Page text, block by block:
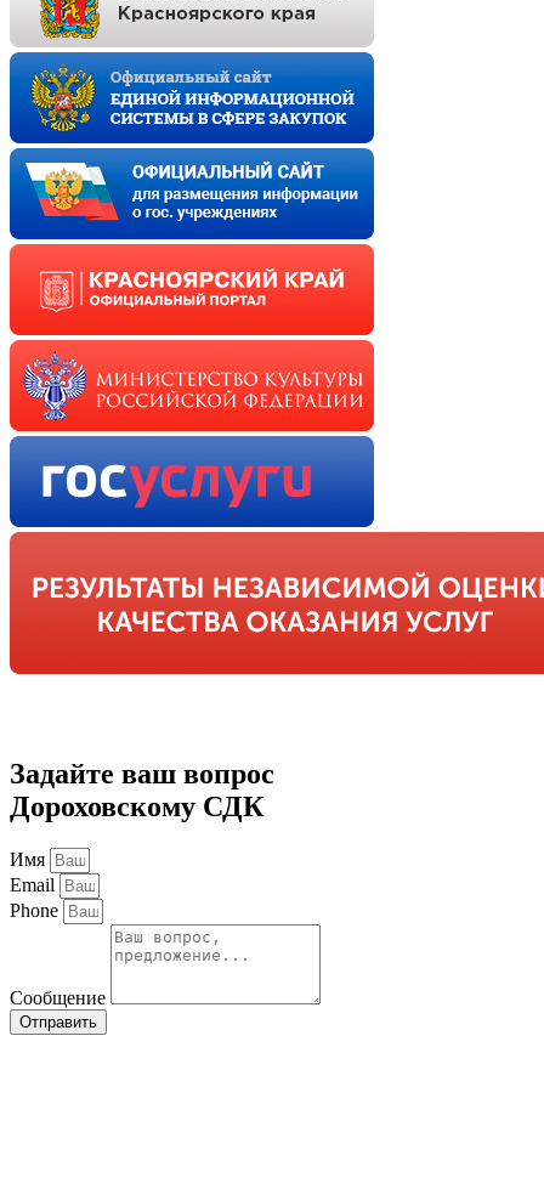
Задайте ваш вопрос
Дороховскому СДК
Имя
Email
Phone
Сообщение
Отправить